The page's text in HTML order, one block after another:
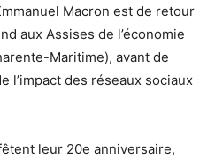
Macron est de retour
aux Assises de l’économie
Maritime), avant de
l’impact des réseaux sociaux
leur 20e anniversaire,